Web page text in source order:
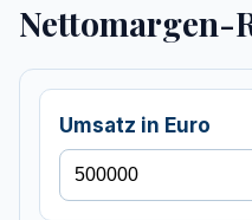
Nettomargen-
Umsatz in Euro